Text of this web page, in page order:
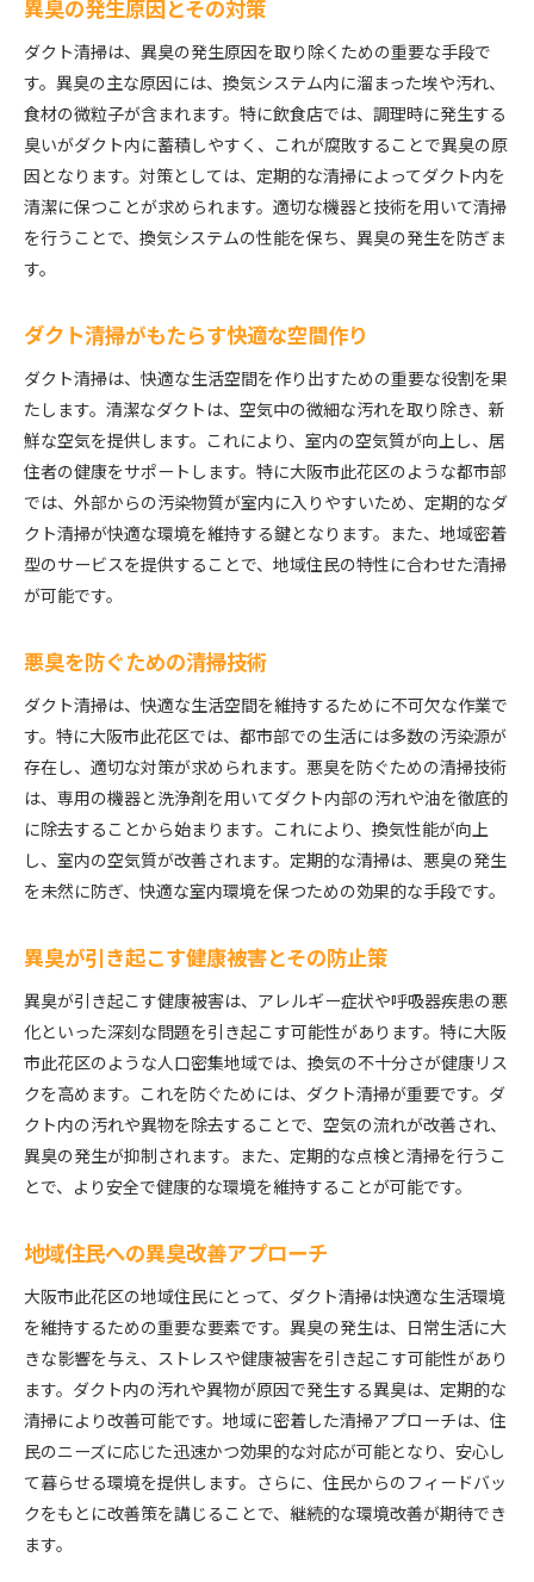
異臭の発生原因とその対策
ダクト清掃は、異臭の発生原因を取り除くための重要な手段で
す。異臭の主な原因には、換気システム内に溜まった埃や汚れ、
食材の微粒子が含まれます。特に飲食店では、調理時に発生する
臭いがダクト内に蓄積しやすく、これが腐敗することで異臭の原
因となります。対策としては、定期的な清掃によってダクト内を
清潔に保つことが求められます。適切な機器と技術を用いて清掃
を行うことで、換気システムの性能を保ち、異臭の発生を防ぎま
す。
ダクト清掃がもたらす快適な空間作り
ダクト清掃は、快適な生活空間を作り出すための重要な役割を果
たします。清潔なダクトは、空気中の微細な汚れを取り除き、新
鮮な空気を提供します。これにより、室内の空気質が向上し、居
住者の健康をサポートします。特に大阪市此花区のような都市部
では、外部からの汚染物質が室内に入りやすいため、定期的なダ
クト清掃が快適な環境を維持する鍵となります。また、地域密着
型のサービスを提供することで、地域住民の特性に合わせた清掃
が可能です。
悪臭を防ぐための清掃技術
ダクト清掃は、快適な生活空間を維持するために不可欠な作業で
す。特に大阪市此花区では、都市部での生活には多数の汚染源が
存在し、適切な対策が求められます。悪臭を防ぐための清掃技術
は、専用の機器と洗浄剤を用いてダクト内部の汚れや油を徹底的
に除去することから始まります。これにより、換気性能が向上
し、室内の空気質が改善されます。定期的な清掃は、悪臭の発生
を未然に防ぎ、快適な室内環境を保つための効果的な手段です。
異臭が引き起こす健康被害とその防止策
異臭が引き起こす健康被害は、アレルギー症状や呼吸器疾患の悪
化といった深刻な問題を引き起こす可能性があります。特に大阪
市此花区のような人口密集地域では、換気の不十分さが健康リス
クを高めます。これを防ぐためには、ダクト清掃が重要です。ダ
クト内の汚れや異物を除去することで、空気の流れが改善され、
異臭の発生が抑制されます。また、定期的な点検と清掃を行うこ
とで、より安全で健康的な環境を維持することが可能です。
地域住民への異臭改善アプローチ
大阪市此花区の地域住民にとって、ダクト清掃は快適な生活環境
を維持するための重要な要素です。異臭の発生は、日常生活に大
きな影響を与え、ストレスや健康被害を引き起こす可能性があり
ます。ダクト内の汚れや異物が原因で発生する異臭は、定期的な
清掃により改善可能です。地域に密着した清掃アプローチは、住
民のニーズに応じた迅速かつ効果的な対応が可能となり、安心し
て暮らせる環境を提供します。さらに、住民からのフィードバッ
クをもとに改善策を講じることで、継続的な環境改善が期待でき
ます。